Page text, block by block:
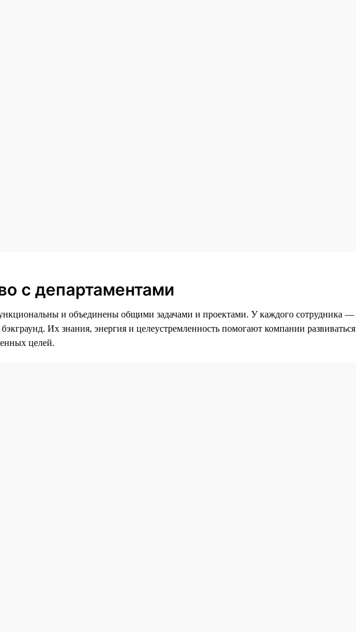
с департаментами
и объединены общими задачами и проектами. У каждого сотрудника —
Их знания, энергия и целеустремленность помогают компании развиваться
целей.